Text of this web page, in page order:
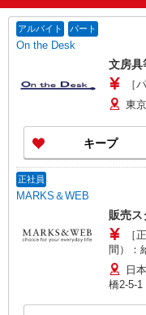
アルバイト パート
On the Desk
文房具
［
東
キープ
正社員
MARKS＆WEB
販売ス
［
間）：
日
橋2-5-1